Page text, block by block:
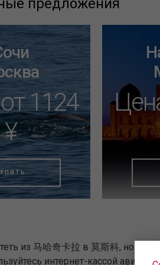
предложения
1124
¥
из 马哈奇卡拉 в 莫斯科, но ещё
интернет-кассой